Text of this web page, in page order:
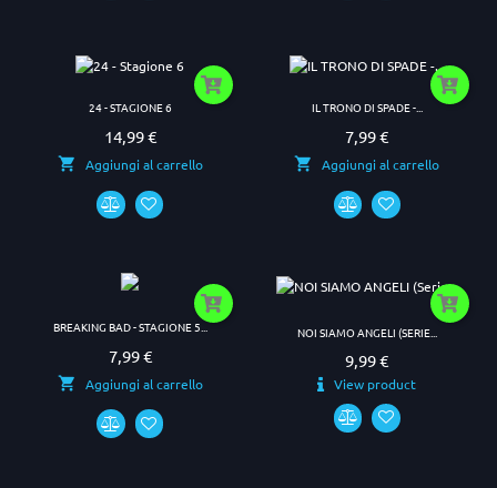
24 - STAGIONE 6
Prezzo
14,99 €
Aggiungi al carrello
IL TRONO DI SPADE -...
Prezzo
7,99 €
Aggiungi al carrello
BREAKING BAD - STAGIONE 5...
Prezzo
7,99 €
Aggiungi al carrello
NOI SIAMO ANGELI (SERIE...
Prezzo
9,99 €
View product